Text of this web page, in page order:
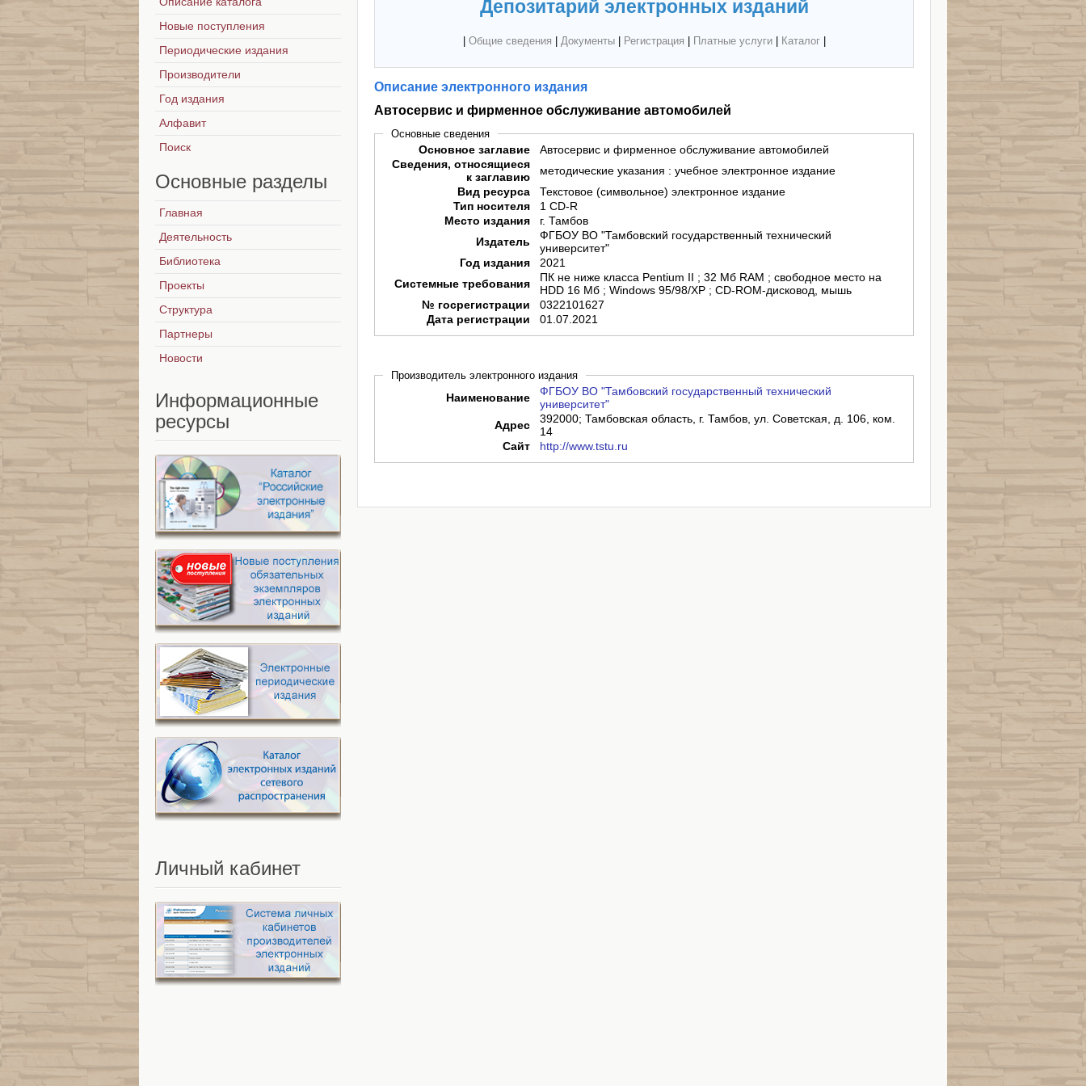
Депозитарий электронных изданий
Общие сведения Документы| Регистрация Платные услуги| Каталог|
Описание электронного издания
Автосервис и фирменное обслуживание автомобилей
Основные сведения
Основное заглавие
Автосервис и фирменное обслуживание автомобилей
Сведения, относящиеся
к заглавию
методические указания : учебное электронное издание
Вид ресурса
Текстовое (символьное) электронное издание
Тип носителя
1 CD-R
Место издания
г. Тамбов
Издатель
ФГБОУ ВО "Тамбовский государственный технический
университет"
Год издания
2021
Системные требования
ПК не ниже класса Pentium II ; 32 Мб RAM ; свободное место на
HDD 16 Мб ; Windows 95/98/XP ; CD-ROM-дисковод, мышь
№ госрегистрации
0322101627
Дата регистрации
01.07.2021
Производитель электронного издания
Наименование
ФГБОУ ВО "Тамбовский государственный технический
университет"
Адрес
392000; Тамбовская область, г. Тамбов, ул. Советская, д. 106, ком.
14
Сайт
http://www.tstu.ru
Новые поступления
Периодические издания
Производители
Год издания
Алфавит
Поиск
Основные разделы
Главная
Деятельность
Библиотека
Проекты
Структура
Партнеры
Новости
Информационные
ресурсы
Личный кабинет